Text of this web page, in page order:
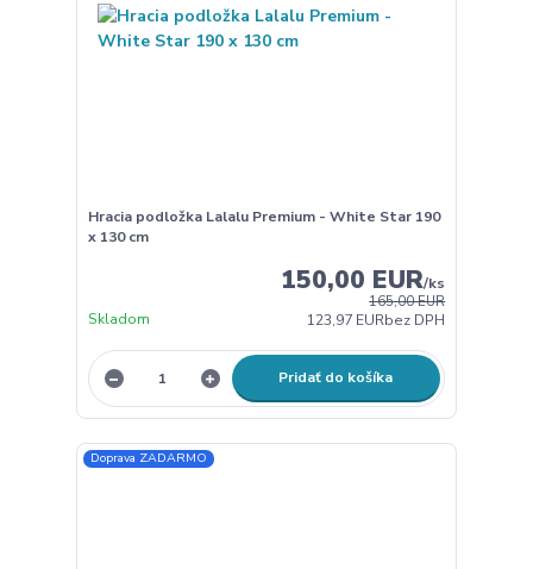
Hracia podložka Lalalu Premium - White Star 190
x 130 cm
165,00 EUR
150,00 EUR/ks
123,97 EURbez DPH
Skladom
Pridať do košíka
Doprava ZADARMO